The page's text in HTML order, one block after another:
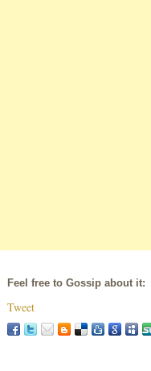
Feel free to Gossip about it:
Tweet